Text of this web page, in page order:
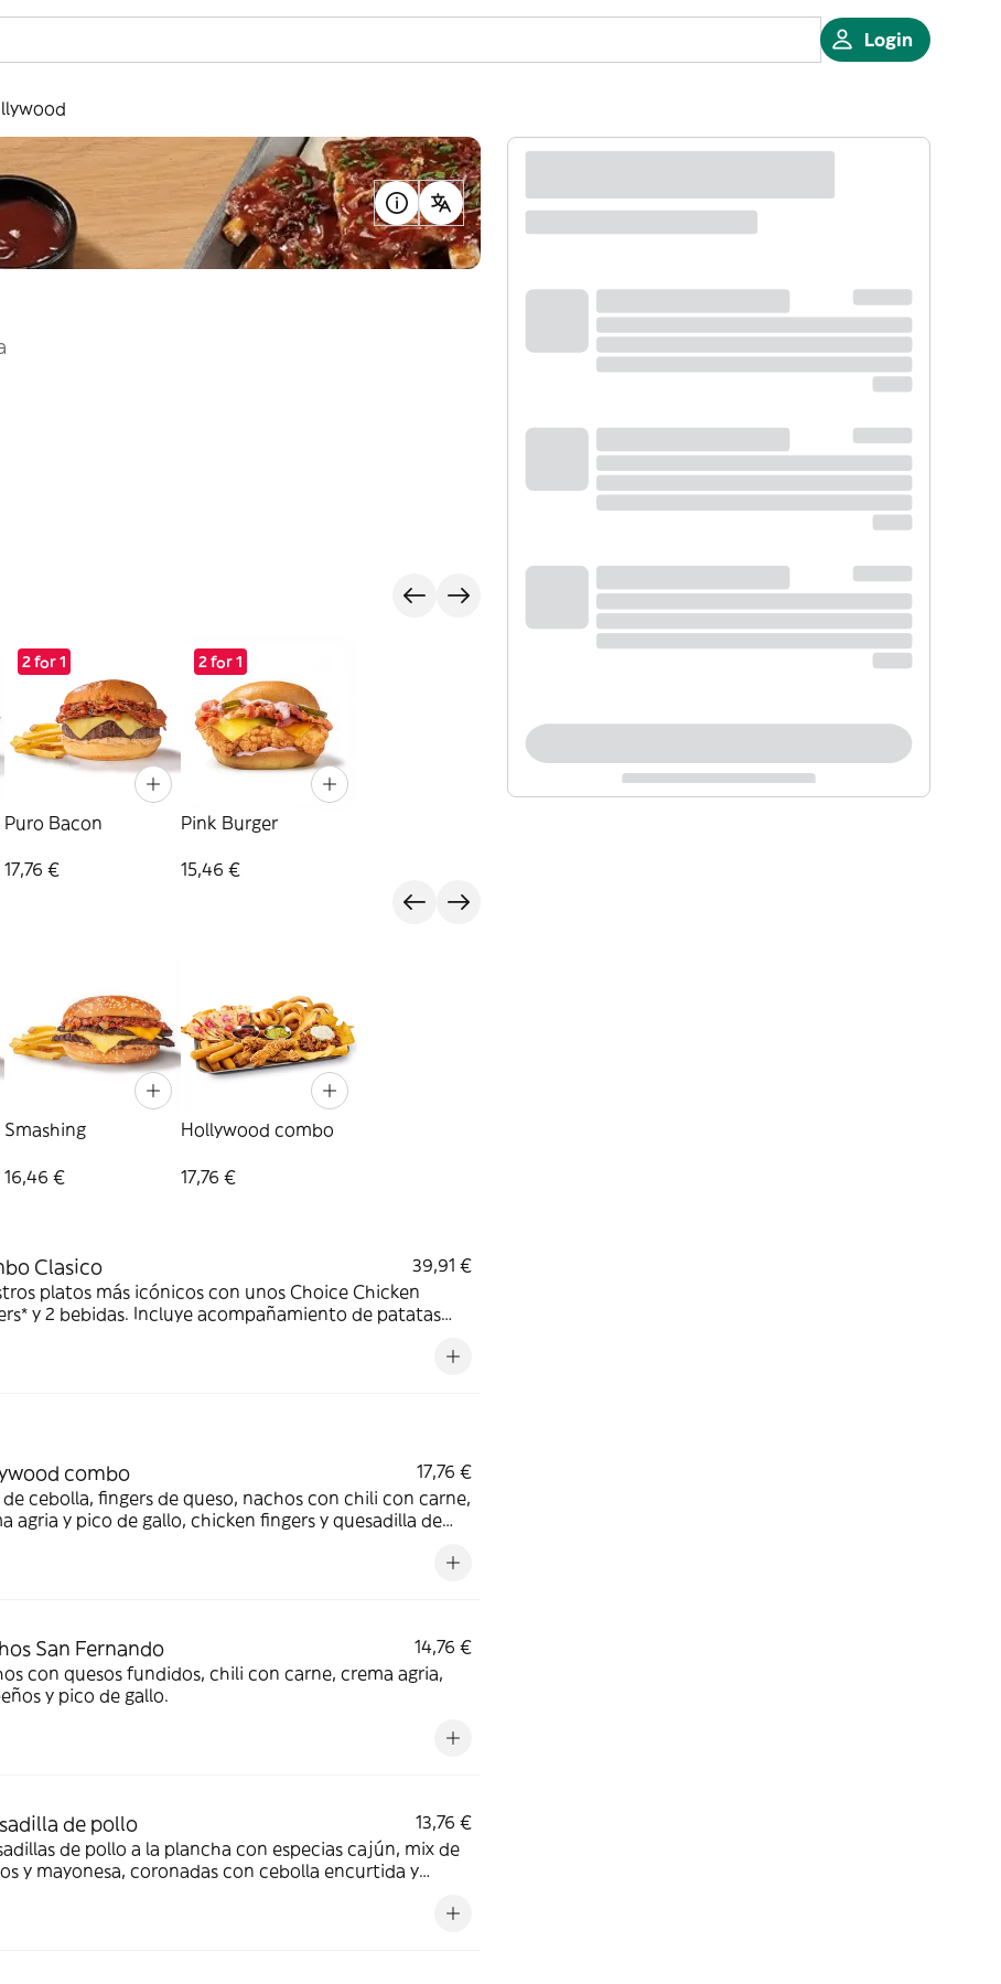
Login
2 for 1
Puro Bacon
17,76 €
2 for 1
Pink Burger
15,46 €
Smashing
16,46 €
Hollywood combo
17,76 €
Clasico
39,91 €
platos más icónicos con unos Choice Chicken
y 2 bebidas. Incluye acompañamiento de patatas
combo
17,76 €
de cebolla, fingers de queso, nachos con chili con carne,
agria y pico de gallo, chicken fingers y quesadilla de
San Fernando
14,76 €
con quesos fundidos, chili con carne, crema agria,
y pico de gallo.
de pollo
13,76 €
de pollo a la plancha con especias cajún, mix de
y mayonesa, coronadas con cebolla encurtida y